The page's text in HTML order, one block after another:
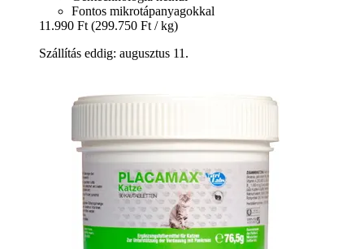
Fontos mikrotápanyagokkal
11.990 Ft (299.750 Ft / kg)
Szállítás eddig: augusztus 11.